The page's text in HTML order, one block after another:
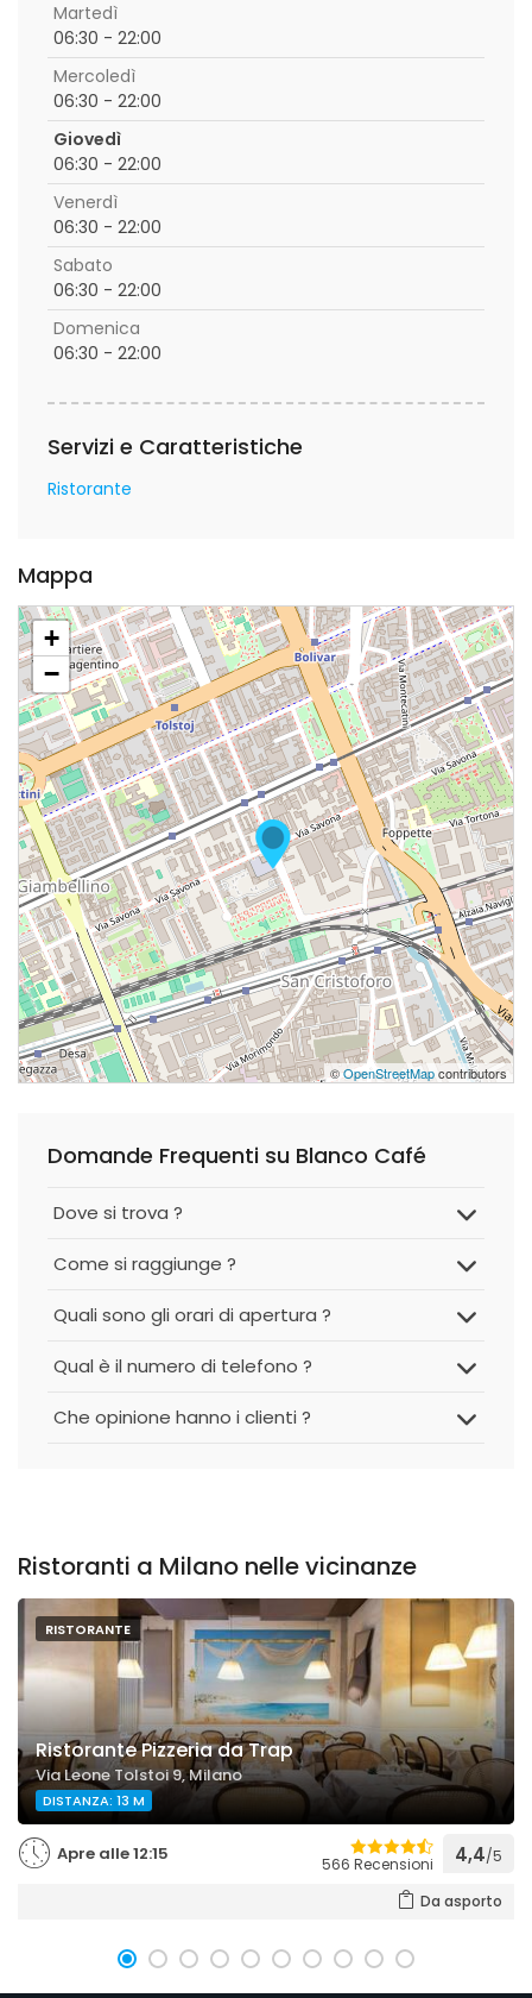
Martedì
06:30 - 22:00
Mercoledì
06:30 - 22:00
Giovedì
06:30 - 22:00
Venerdì
06:30 - 22:00
Sabato
06:30 - 22:00
Domenica
06:30 - 22:00
Servizi e Caratteristiche
Ristorante
Mappa
+
−
©OpenStreetMapcontributors
Domande Frequenti su Blanco Café
Dove si trova ?
Come si raggiunge ?
Quali sono gli orari di apertura ?
Qual è il numero di telefono ?
Che opinione hanno i clienti ?
Ristoranti a Milano nelle vicinanze
RISTORANTE
Ristorante Pizzeria da Trap
Via Leone Tolstoi 9, Milano
DISTANZA: 13 M
Apre alle 12:15 566 Recensioni 4,4/5
Da asporto